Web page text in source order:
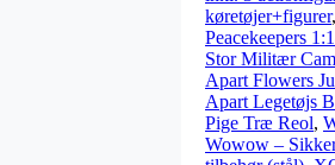
køretøjer+figurer,
Peacekeepers
Stor Militær
Apart Flowers
Apart Legetøjs
Pige Træ Reol,
Wowow –